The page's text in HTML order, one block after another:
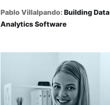
Pablo Villalpando:Building Data
Analytics Software